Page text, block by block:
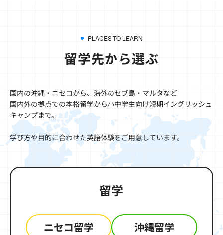
PLACES TO LEARN
留学先から選ぶ
国内の沖縄・ニセコから、海外のセブ島・マルタなど
国内外の拠点での本格留学から小中学生向け短期イングリッシュ
キャンプまで。
学び方や目的に合わせた英語体験をご用意しています。
留学
ニセコ留学
沖縄留学